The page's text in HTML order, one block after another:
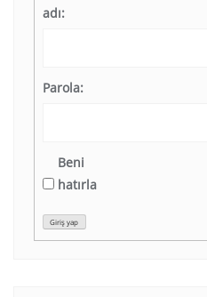
adı:
Parola:
Beni
hatırla
Giriş yap